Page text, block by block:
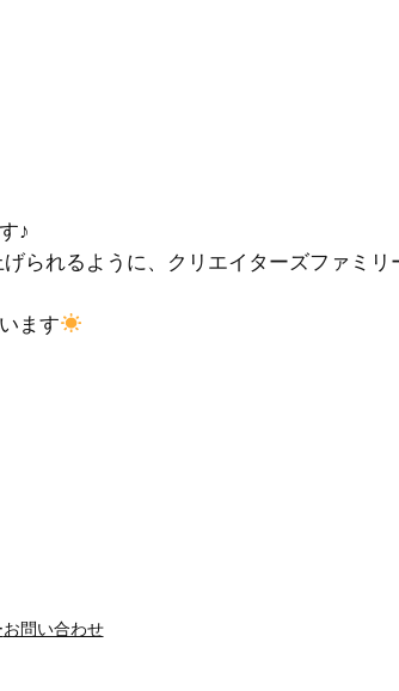
♪
られるように、クリエイターズファミリ
ます
お問い合わせ